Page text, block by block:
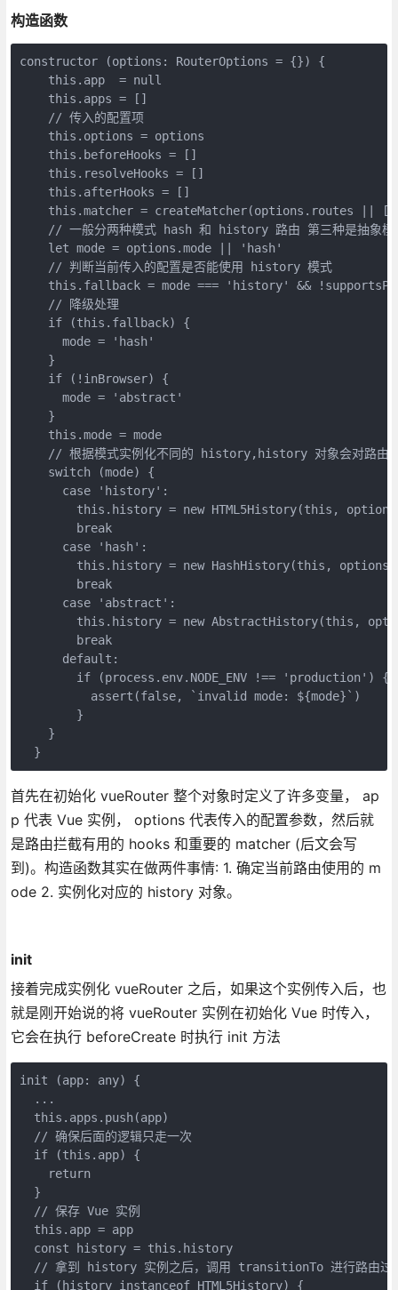
构造函数
constructor (options: RouterOptions = {}) {
    this.app  = null
    this.apps = []
    // 传入的配置项
    this.options = options
    this.beforeHooks = []
    this.resolveHooks = []
    this.afterHooks = []
this.matcher = createMatcher(options.routes ||
// 一般分两种模式 hash 和 history 路由 第三种是抽象模
    let mode = options.mode || 'hash'
    // 判断当前传入的配置是否能使用 history 模式
this.fallback = mode === 'history' &&
    // 降级处理
    if (this.fallback) {
      mode = 'hash'
    }
    if (!inBrowser) {
      mode = 'abstract'
    }
    this.mode = mode
// 根据模式实例化不同的 history,history 对象会对路由
    switch (mode) {
      case 'history':
this.history = new HTML5History(this,
        break
      case 'hash':
this.history = new HashHistory(this,
        break
      case 'abstract':
this.history = new AbstractHistory(this,
        break
      default:
        if (process.env.NODE_ENV !== 'production') {
          assert(false, `invalid mode: ${mode}`)
        }
    }
  }
首先在初始化 vueRouter 整个对象时定义了许多变量， ap
p 代表 Vue 实例， options 代表传入的配置参数，然后就
是路由拦截有用的 hooks 和重要的 matcher (后文会写
到)。构造函数其实在做两件事情: 1. 确定当前路由使用的 m
ode 2. 实例化对应的 history 对象。
init
接着完成实例化 vueRouter 之后，如果这个实例传入后，也
就是刚开始说的将 vueRouter 实例在初始化 Vue 时传入，
它会在执行 beforeCreate 时执行 init 方法
init (app: any) {
  ...
  this.apps.push(app)
  // 确保后面的逻辑只走一次
  if (this.app) {
    return
  }
  // 保存 Vue 实例
  this.app = app
  const history = this.history
// 拿到 history 实例之后，调用 transitionTo 进行路由过
  if (history instanceof HTML5History) {